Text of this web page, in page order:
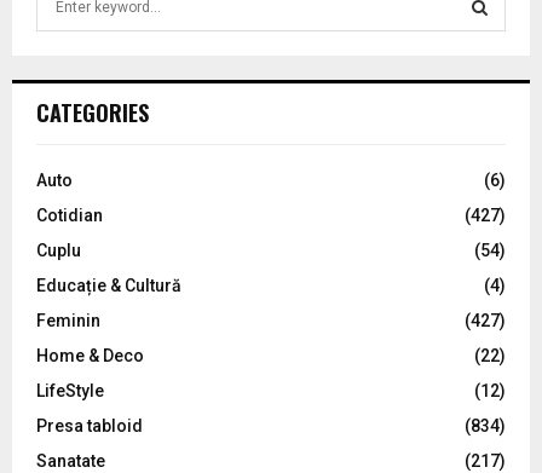
h
o
:
C
CATEGORIES
Auto
(6)
Cotidian
(427)
Cuplu
(54)
Educație & Cultură
(4)
Feminin
(427)
Home & Deco
(22)
LifeStyle
(12)
Presa tabloid
(834)
Sanatate
(217)